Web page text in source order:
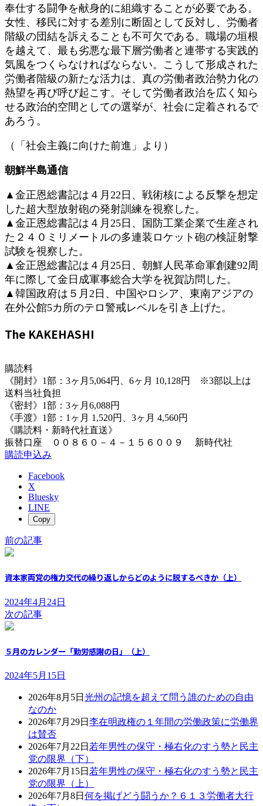
奉仕する闘争を献身的に組織することが必要である。
女性、移民に対する差別に断固として反対し、労働者
階級の団結を訴えることも不可欠である。職場の垣根
を越えて、最も劣悪な最下層労働者と連帯する実践的
気風をつくらなければならない。こうして形成された
労働者階級の新たな活力は、真の労働者政治勢力化の
熱望を再び呼び起こす。そして労働者政治を広く知ら
せる政治的空間としての選挙が、社会に定着されるで
あろう。
（「社会主義に向けた前進」より）
朝鮮半島通信
▲金正恩総書記は４月22日、戦術核による反撃を想定
した超大型放射砲の発射訓練を視察した。
▲金正恩総書記は４月25日、国防工業企業で生産され
た２４０ミリメートルの多連装ロケット砲の検証射撃
試験を視察した。
▲金正恩総書記は４月25日、朝鮮人民革命軍創建92周
年に際して金日成軍事総合大学を祝賀訪問した。
▲韓国政府は５月2日、中国やロシア、東南アジアの
在外公館5カ所のテロ警戒レベルを引き上げた。
The KAKEHASHI
購読料
《開封》1部：3ヶ月5,064円、6ヶ月 10,128円 ※3部以上は
送料当社負担
《密封》1部：3ヶ月6,088円
《手渡》1部：1ヶ月 1,520円、3ヶ月 4,560円
《購読料・新時代社直送》
振替口座 ００８６０－４－１５６００９ 新時代社
購読申込み
Facebook
X
Bluesky
LINE
Copy
前の記事
資本家両党の権力交代の繰り返しからどのように脱するべきか（上）
2024年4月24日
次の記事
５月のカレンダー「勤労感謝の日」（上）
2024年5月15日
2026年8月5日 光州の記憶を超えて問う誰のための自由
なのか
2026年7月29日 李在明政権の１年間の労働政策に労働界
は賛否
2026年7月22日 若年男性の保守・極右化のすう勢と民主
党の限界（下）
2026年7月15日 若年男性の保守・極右化のすう勢と民主
党の限界（上）
2026年7月8日 何を掲げどう闘うか？６１３労働者大行